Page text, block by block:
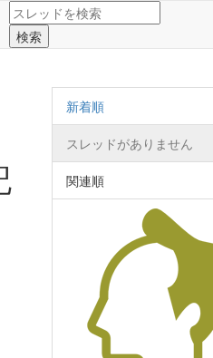
新着順
スレッドがありません
関連順